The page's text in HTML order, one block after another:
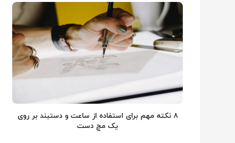
۸ نکته مهم برای استفاده از ساعت و دستبند بر روی
یک مچ دست